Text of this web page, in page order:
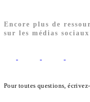
Encore plus de
sur les médias
Pour toutes questions,